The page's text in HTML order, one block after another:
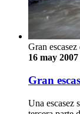
Gran
16 may 2007
Gran
Una escasez